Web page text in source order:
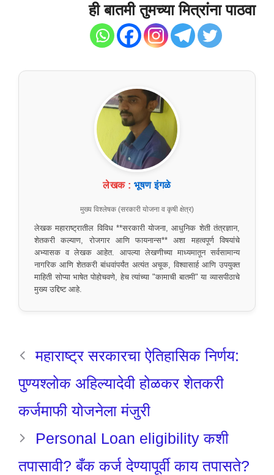
ही बातमी तुमच्या मित्रांना पाठवा
लेखक : भूषण इंगळे
मुख्य विश्लेषक (सरकारी योजना व कृषी क्षेत्र)
लेखक महाराष्ट्रातील विविध **सरकारी योजना, आधुनिक शेती तंत्रज्ञान,
शेतकरी कल्याण, रोजगार आणि फायनान्स** अशा महत्वपूर्ण विषयांचे
अभ्यासक व लेखक आहेत. आपल्या लेखणीच्या माध्यमातून सर्वसामान्य
नागरिक आणि शेतकरी बांधवांपर्यंत अत्यंत अचूक, विश्वासार्ह आणि उपयुक्त
माहिती सोप्या भाषेत पोहोचवणे, हेच त्यांच्या "कामाची बातमी" या व्यासपीठाचे
मुख्य उद्दिष्ट आहे.
महाराष्ट्र सरकारचा ऐतिहासिक निर्णय:
पुण्यश्लोक अहिल्यादेवी होळकर शेतकरी
कर्जमाफी योजनेला मंजुरी
Personal Loan eligibility कशी
तपासावी? बँक कर्ज देण्यापूर्वी काय तपासते?